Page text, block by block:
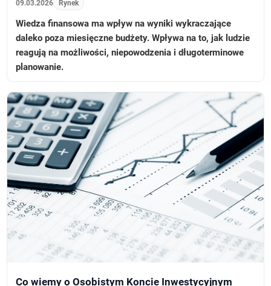
09.03.2026 Rynek
Wiedza finansowa ma wpływ na wyniki wykraczające
daleko poza miesięczne budżety. Wpływa na to, jak ludzie
reagują na możliwości, niepowodzenia i długoterminowe
planowanie.
Co wiemy o Osobistym Koncie Inwestycyjnym